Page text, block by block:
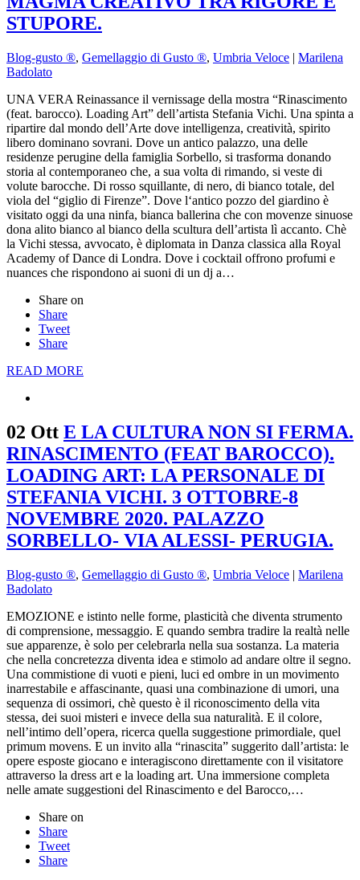
STUPORE.
Blog-gusto ®, Gemellaggio di Gusto ®, Umbria Veloce | Marilena
Badolato
UNA VERA Reinassance il vernissage della mostra “Rinascimento
(feat. barocco). Loading Art” dell’artista Stefania Vichi. Una spinta a
ripartire dal mondo dell’Arte dove intelligenza, creatività, spirito
libero dominano sovrani. Dove un antico palazzo, una delle
residenze perugine della famiglia Sorbello, si trasforma donando
storia al contemporaneo che, a sua volta di rimando, si veste di
volute barocche. Di rosso squillante, di nero, di bianco totale, del
viola del “giglio di Firenze”. Dove l‘antico pozzo del giardino è
visitato oggi da una ninfa, bianca ballerina che con movenze sinuose
dona alito bianco al bianco della scultura dell’artista lì accanto. Chè
la Vichi stessa, avvocato, è diplomata in Danza classica alla Royal
Academy of Dance di Londra. Dove i cocktail offrono profumi e
nuances che rispondono ai suoni di un dj a…
Share on
Share
Tweet
Share
READ MORE
02 Ott E LA CULTURA NON SI FERMA.
RINASCIMENTO (FEAT BAROCCO).
LOADING ART: LA PERSONALE DI
STEFANIA VICHI. 3 OTTOBRE-8
NOVEMBRE 2020. PALAZZO
SORBELLO- VIA ALESSI- PERUGIA.
Blog-gusto ®, Gemellaggio di Gusto ®, Umbria Veloce | Marilena
Badolato
EMOZIONE e istinto nelle forme, plasticità che diventa strumento
di comprensione, messaggio. E quando sembra tradire la realtà nelle
sue apparenze, è solo per celebrarla nella sua sostanza. La materia
che nella concretezza diventa idea e stimolo ad andare oltre il segno.
Una commistione di vuoti e pieni, luci ed ombre in un movimento
inarrestabile e affascinante, quasi una combinazione di umori, una
sequenza di ossimori, chè questo è il riconoscimento della vita
stessa, dei suoi misteri e invece della sua naturalità. E il colore,
nell’intimo dell’opera, ricerca quella suggestione primordiale, quel
primum movens. E un invito alla “rinascita” suggerito dall’artista: le
opere esposte giocano e interagiscono direttamente con il visitatore
attraverso la dress art e la loading art. Una immersione completa
nelle amate suggestioni del Rinascimento e del Barocco,…
Share on
Share
Tweet
Share